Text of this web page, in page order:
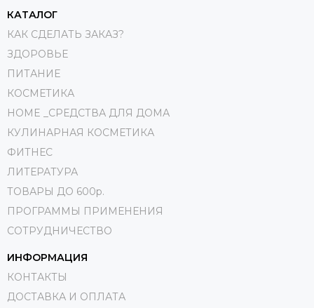
КАТАЛОГ
КАК СДЕЛАТЬ ЗАКАЗ?
ЗДОРОВЬЕ
ПИТАНИЕ
КОСМЕТИКА
HOME _СРЕДСТВА ДЛЯ ДОМА
КУЛИНАРНАЯ КОСМЕТИКА
ФИТНЕС
ЛИТЕРАТУРА
ТОВАРЫ ДО 600р.
ПРОГРАММЫ ПРИМЕНЕНИЯ
СОТРУДНИЧЕСТВО
ИНФОРМАЦИЯ
КОНТАКТЫ
ДОСТАВКА И ОПЛАТА